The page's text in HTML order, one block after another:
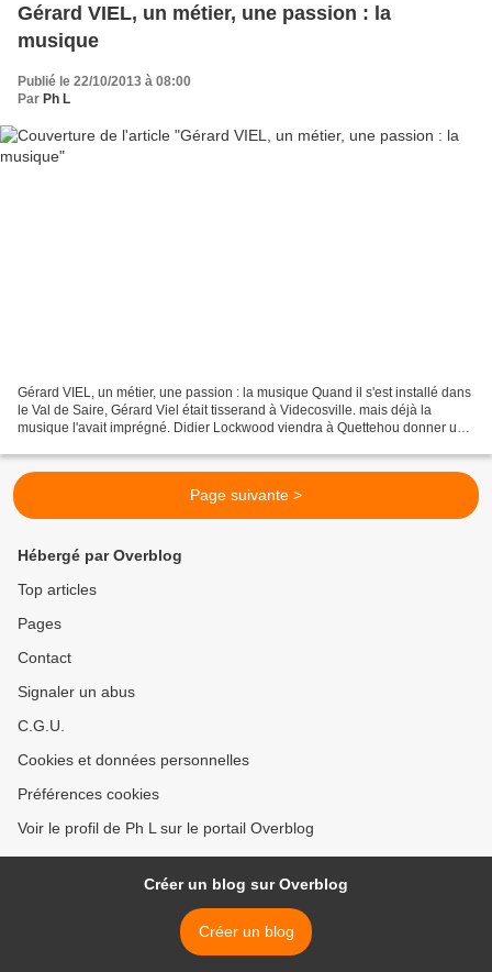
Gérard VIEL, un métier, une passion : la
musique
Publié le 22/10/2013 à 08:00
Par Ph L
Gérard VIEL, un métier, une passion : la musique Quand il s'est installé dans
le Val de Saire, Gérard Viel était tisserand à Videcosville. mais déjà la
musique l'avait imprégné. Didier Lockwood viendra à Quettehou donner un
Page suivante >
Hébergé par Overblog
Top articles
Pages
Contact
Signaler un abus
C.G.U.
Cookies et données personnelles
Préférences cookies
Voir le profil de Ph L sur le portail Overblog
Créer un blog sur Overblog
Créer un blog